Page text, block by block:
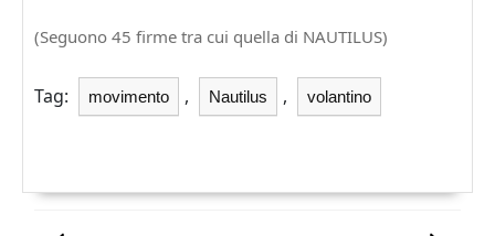
(Seguono 45 firme tra cui quella di NAUTILUS)
Tag: movimento , Nautilus , volantino
Navigazione
articoli